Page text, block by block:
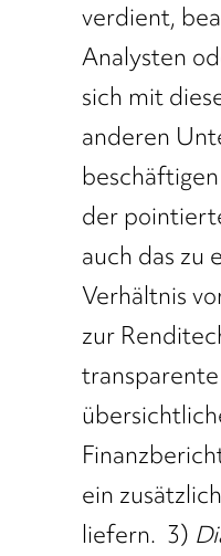
verdient,
Analysten
sich mit
anderen
der
auch das zu
Verhältnis
zur
ein
liefern. 3)